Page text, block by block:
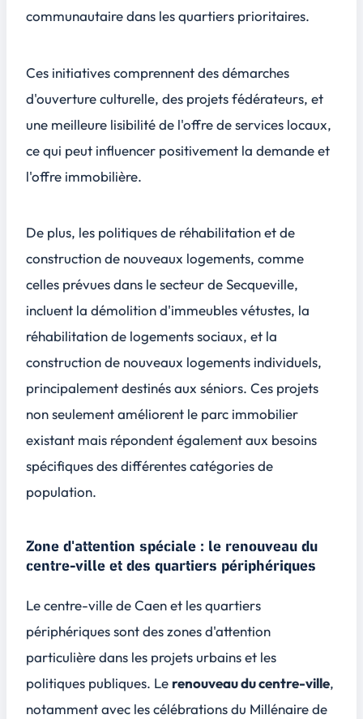
communautaire dans les quartiers prioritaires.
Ces initiatives comprennent des démarches
d'ouverture culturelle, des projets fédérateurs, et
une meilleure lisibilité de l'offre de services locaux,
ce qui peut influencer positivement la demande et
l'offre immobilière.
De plus, les politiques de réhabilitation et de
construction de nouveaux logements, comme
celles prévues dans le secteur de Secqueville,
incluent la démolition d'immeubles vétustes, la
réhabilitation de logements sociaux, et la
construction de nouveaux logements individuels,
principalement destinés aux séniors. Ces projets
non seulement améliorent le parc immobilier
existant mais répondent également aux besoins
spécifiques des différentes catégories de
population.
Zone d'attention spéciale : le renouveau du
centre-ville et des quartiers périphériques
Le centre-ville de Caen et les quartiers
périphériques sont des zones d'attention
particulière dans les projets urbains et les
politiques publiques. Le renouveau du centre-ville,
notamment avec les célébrations du Millénaire de